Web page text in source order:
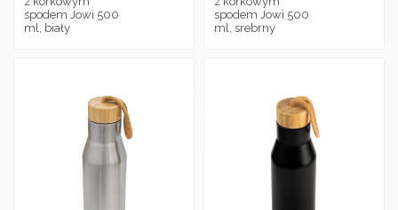
spodem Jowi 500
ml, biały
spodem Jowi 500
ml, srebrny